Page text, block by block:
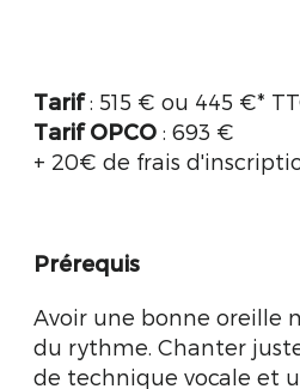
Tarif: 515 € ou 445 €*
Tarif OPCO : 693 €
+ 20€ de frais
Prérequis
Avoir une bonne oreille
du rythme. Chanter
de technique vocale et